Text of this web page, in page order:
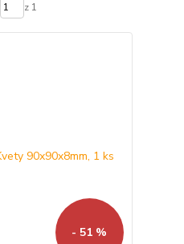
z 1
- 51 %